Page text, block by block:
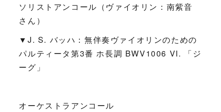
ソリストアンコール（ヴァイオリン： 南紫音
さん）
▼J. S. バッハ：無伴奏ヴァイオリンのための
パルティータ第3番 ホ長調 BWV1006 VI. 「ジ
ーグ」
オーケストラアンコール